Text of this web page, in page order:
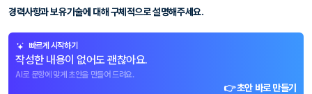
경력사항과 보유기술에 대해 구체적으로 설명해주세요.
빠르게 시작하기
작성한 내용이 없어도 괜찮아요.
AI로 문항에 맞게 초안을 만들어 드려요.
👉 초안 바로 만들기